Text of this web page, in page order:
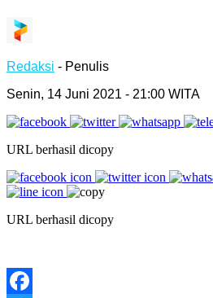
Redaksi - Penulis
Senin, 14 Juni 2021 - 21:00 WITA
URL berhasil dicopy
URL berhasil dicopy